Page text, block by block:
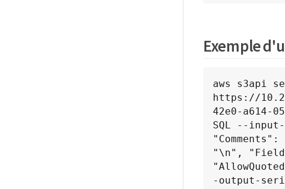
Exemple
aws s3api
https://
42e0-a614-
SQL --
"\n",
-output-